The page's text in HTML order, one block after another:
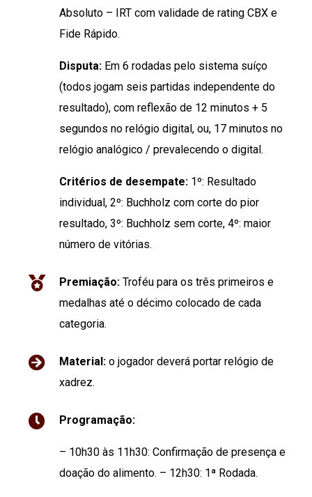
Absoluto – IRT com validade de rating CBX e
Fide Rápido.
Disputa: Em 6 rodadas pelo sistema suíço
(todos jogam seis partidas independente do
resultado), com reflexão de 12 minutos + 5
segundos no relógio digital, ou, 17 minutos no
relógio analógico / prevalecendo o digital.
Critérios de desempate: 1º: Resultado
individual, 2º: Buchholz com corte do pior
resultado, 3º: Buchholz sem corte, 4º: maior
número de vitórias.
Premiação: Troféu para os três primeiros e
medalhas até o décimo colocado de cada
categoria.
Material:o jogador deverá portar relógio de
xadrez.
Programação:
– 10h30 às 11h30: Confirmação de presença e
doação do alimento. – 12h30: 1ª Rodada.